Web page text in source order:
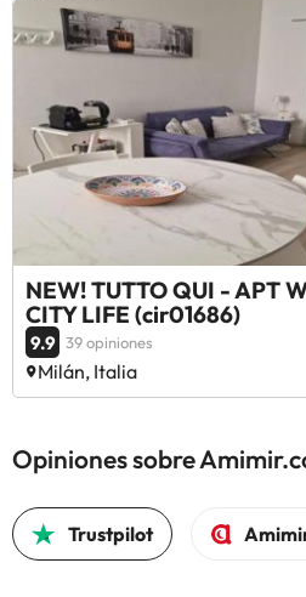
NEW! TUTTO QUI - APT
CITY LIFE (cir01686)
9.9 39 opiniones
Milán, Italia
Opiniones sobre
Trustpilot